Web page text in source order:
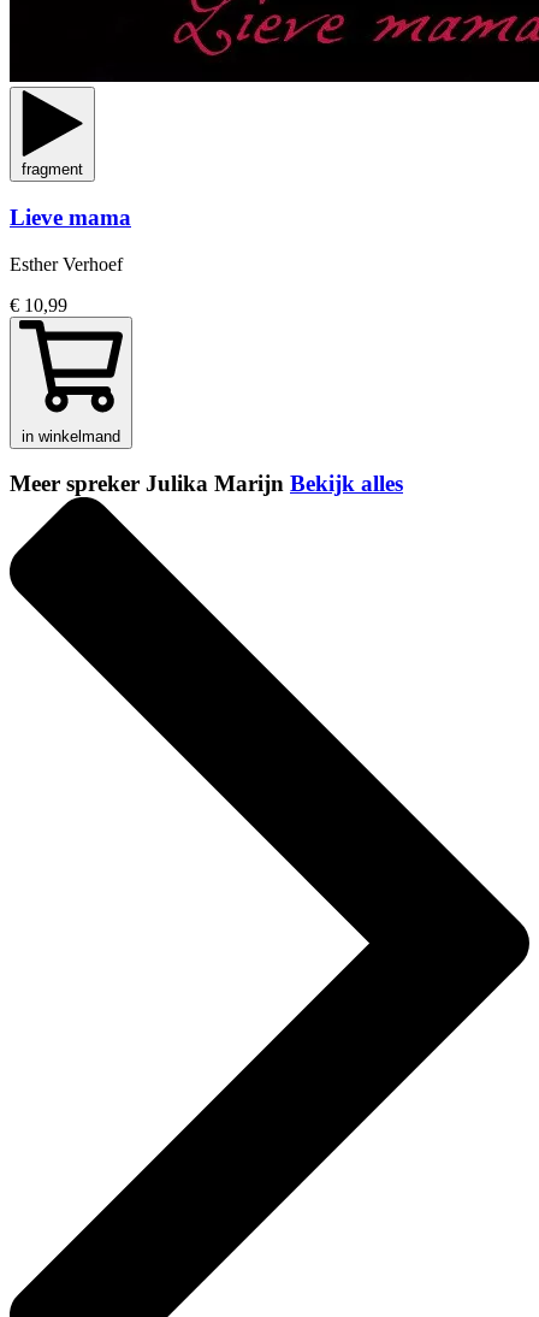
fragment
Lieve mama
Esther Verhoef
€ 10,99
in winkelmand
Meer spreker Julika Marijn Bekijk alles